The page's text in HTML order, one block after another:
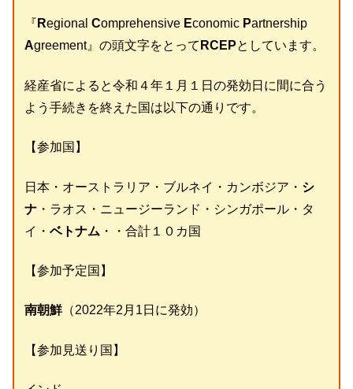
『 Regional Comprehensive Economic Partnership
Agreement』の頭文字をとって RCEPとしています。
経産省によると令和４年１月１日の発効日に間に合う
よう手続きを終えた国は以下の通りです。
【参加国】
日本・オーストラリア・ブルネイ・カンボジア・ シ
ナ・ラオス・ニュージーランド・シンガポール・タ
イ・ ベトナム ・・合計１０カ国
【参加予定国】
南朝鮮（2022年2月1日に発効）
【参加見送り国】